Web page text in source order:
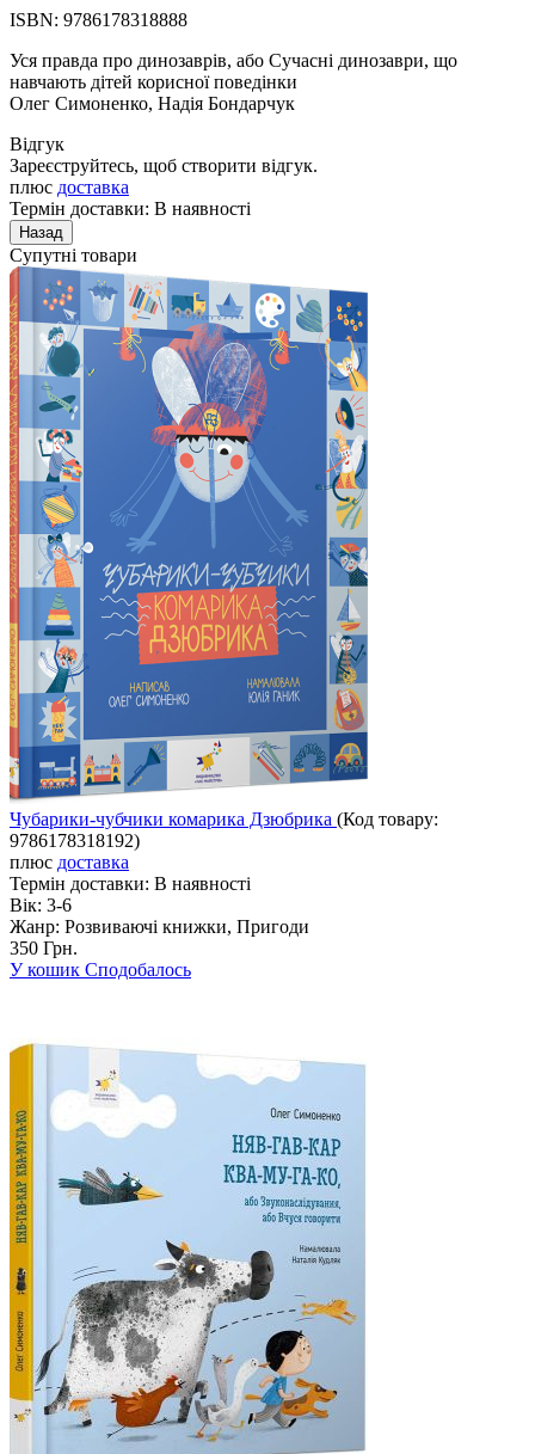
ISBN: 9786178318888
Уся правда про динозаврів, або Сучасні динозаври, що
навчають дітей корисної поведінки
Олег Симоненко, Надія Бондарчук
Відгук
Зареєструйтесь, щоб створити відгук.
плюс доставка
Термін доставки: В наявності
Супутні товари
Чубарики-чубчики комарика Дзюбрика (Код товару:
9786178318192)
плюс доставка
Термін доставки: В наявності
Вік: 3-6
Жанр: Розвиваючі книжки, Пригоди
350 Грн.
У кошик Сподобалось